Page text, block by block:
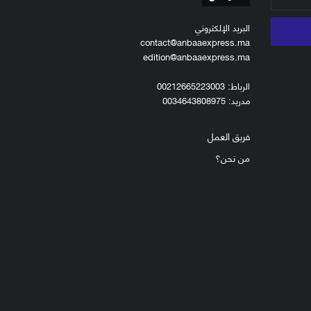
البريد الإلكتروني
contact@anbaaexpress.ma
edition@anbaaexpress.ma
الرباط: 00212665223003
مدريد: 0034643808975
فريق العمل
من نحن؟